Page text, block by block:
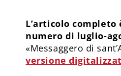
L’articolo
numero di luglio-
«Messaggero di
versione